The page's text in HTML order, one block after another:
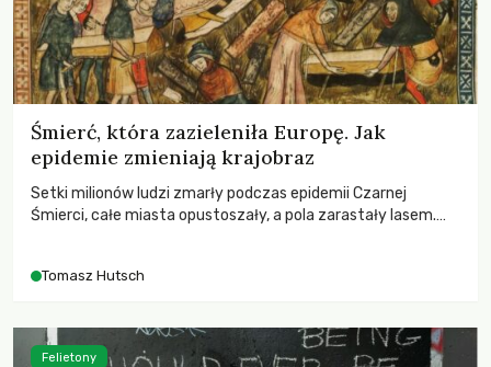
Śmierć, która zazieleniła Europę. Jak
epidemie zmieniają krajobraz
Setki milionów ludzi zmarły podczas epidemii Czarnej
Śmierci, całe miasta opustoszały, a pola zarastały lasem.
największych katastrof w swoich dziejach.
Tomasz Hutsch
Felietony